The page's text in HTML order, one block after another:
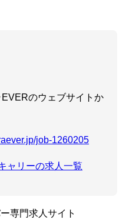
のウェブサイトか
job-1260205
ャリーの求人一覧
専門求人サイト